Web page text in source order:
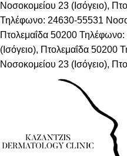
Νοσοκομείου 23 (Ισόγειο),
Τηλέφωνο: 24630-55531
Πτολεμαΐδα 50200 Τηλέφωνο:
(Ισόγειο), Πτολεμαΐδα 50200
Νοσοκομείου 23 (Ισόγειο),